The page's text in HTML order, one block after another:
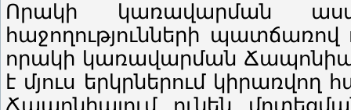
Որակի կառավարման
հաջողությունների
որակի կառավարման
է մյուս երկրներում
Ճապոնիայում ունեն